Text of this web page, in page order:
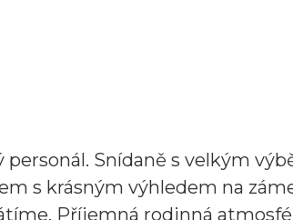
Snídaně s velkým
s krásným výhledem na
Příjemná rodinná